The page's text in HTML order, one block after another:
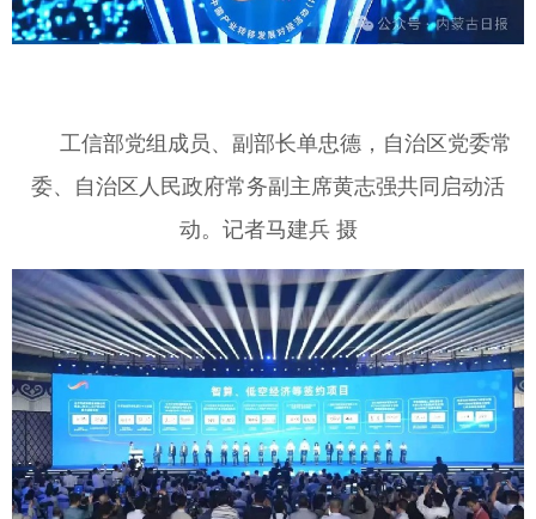
工信部党组成员、副部长单忠德，自治区党委常
委、自治区人民政府常务副主席黄志强共同启动活
动。记者马建兵 摄